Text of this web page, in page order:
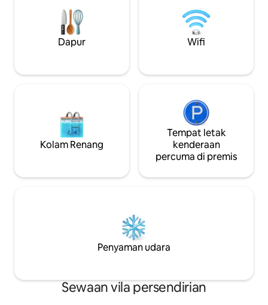
dan dihiasi dengan teliti dengan
perhatian kepada perincian yang
mewujudkan suasana yang bergaya dan
halus. Sesuai untuk pasangan
Kolam garam
(komposit) dari
mengagumi
Diamond Rock.
Dapur Wifi
Kolam Renang
Tempat letak
kenderaan
percuma di premis
Penyaman udara
Sewaan vila persendirian